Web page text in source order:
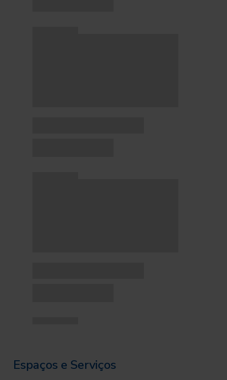
Espaços e Serviços